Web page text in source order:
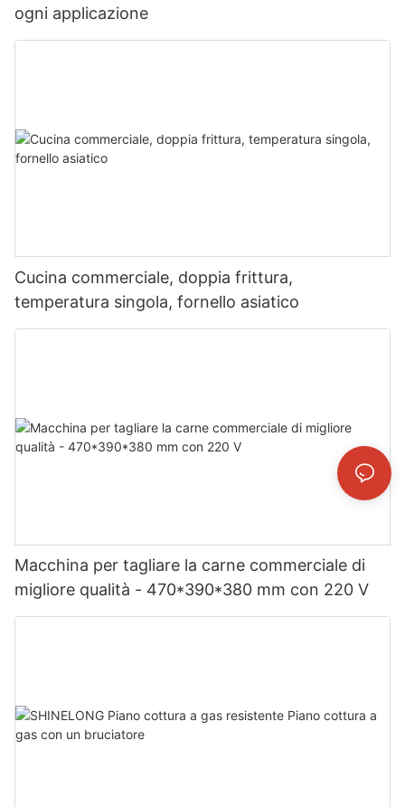
ogni applicazione
Cucina commerciale, doppia frittura,
temperatura singola, fornello asiatico
Macchina per tagliare la carne commerciale di
migliore qualità - 470*390*380 mm con 220 V